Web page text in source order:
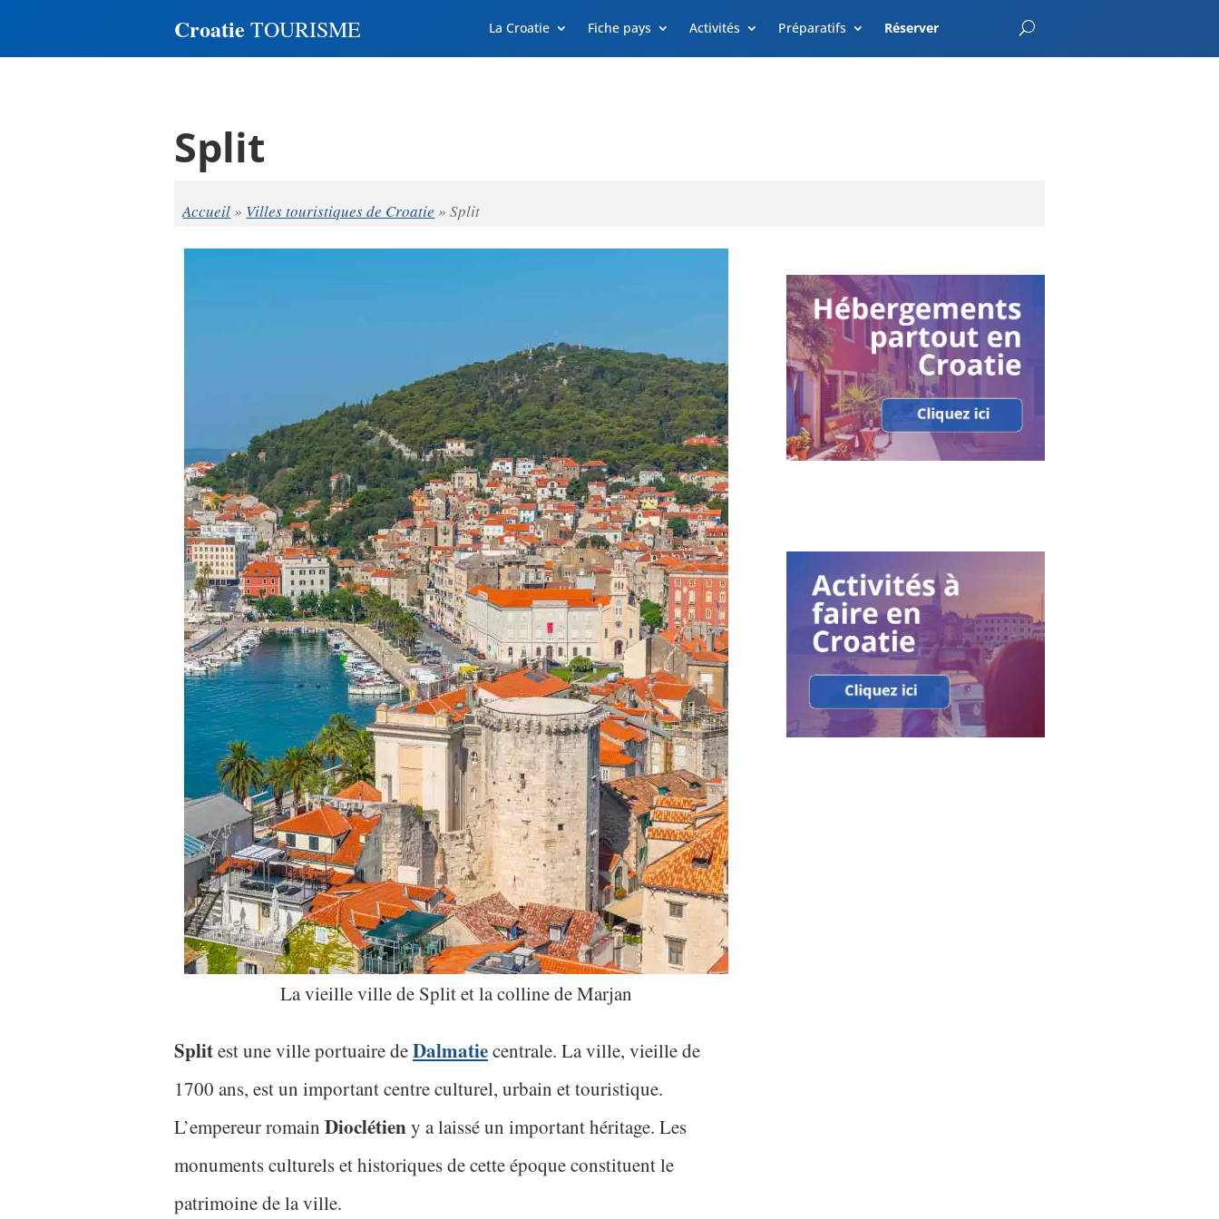
Croatie TOURISME La Croatie Fiche pays Activités Préparatifs Réserver EnterCroatia.com
Split
Accueil» Villes touristiques de Croatie »Split
La vieille ville de Split et la colline de Marjan
Splitest une ville portuaire deDalmatiecentrale. La ville, vieille de
1700 ans, est un important centre culturel, urbain et touristique.
L’empereur romain Dioclétieny a laissé un important héritage. Les
monuments culturels et historiques de cette époque constituent le
patrimoine de la ville.